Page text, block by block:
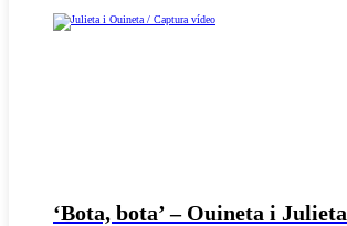
‘Bota, bota’ – Ouineta i Julieta